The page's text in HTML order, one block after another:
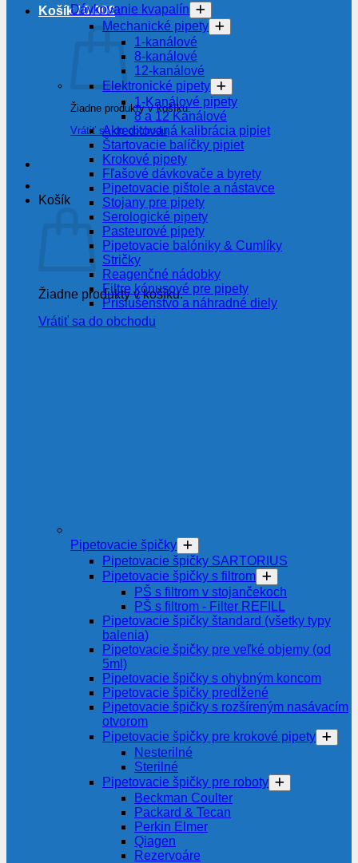
Košík /0.00€
Žiadne produkty v košíku.
Vrátiť sa do obchodu
Košík
Žiadne produkty v košíku.
Vrátiť sa do obchodu
Dávkovanie kvapalín
Mechanické pipety
1-kanálové
8-kanálové
12-kanálové
Elektronické pipety
1-Kanálové pipety
8 a 12 Kanálové
Akreditovaná kalibrácia pipiet
Štartovacie balíčky pipiet
Krokové pipety
Fľašové dávkovače a byrety
Pipetovacie pištole a nástavce
Stojany pre pipety
Serologické pipety
Pasteurové pipety
Pipetovacie balóniky & Cumlíky
Stričky
Reagenčné nádobky
Filtre kónusové pre pipety
Príslušenstvo a náhradné diely
Pipetovacie špičky
Pipetovacie špičky SARTORIUS
Pipetovacie špičky s filtrom
PŠ s filtrom v stojančekoch
PŠ s filtrom - Filter REFILL
Pipetovacie špičky štandard (všetky typy
balenia)
Pipetovacie špičky pre veľké objemy (od
5ml)
Pipetovacie špičky s ohybným koncom
Pipetovacie špičky predĺžené
Pipetovacie špičky s rozšíreným nasávacím
otvorom
Pipetovacie špičky pre krokové pipety
Nesterilné
Sterilné
Pipetovacie špičky pre roboty
Beckman Coulter
Packard & Tecan
Perkin Elmer
Qiagen
Rezervoáre